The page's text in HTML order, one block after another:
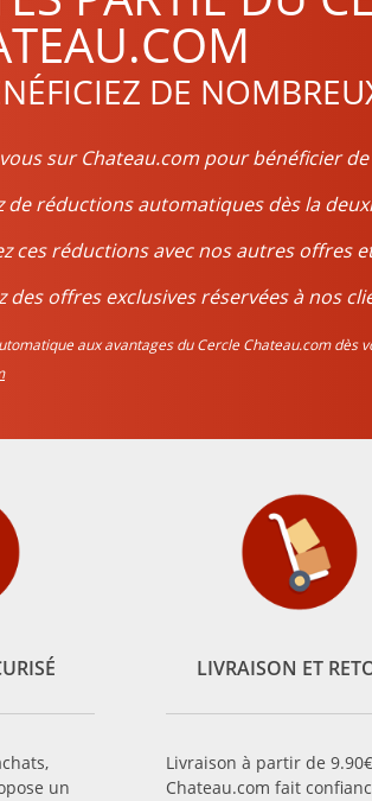
DE
sur Chateau.com pour bénéficier
de réductions automatiques dès la
ces réductions avec nos autres offres
des offres exclusives réservées à nos
aux avantages du Cercle Chateau.com dès
un
LIVRAISON ET
Livraison à partir de
Chateau.com fait